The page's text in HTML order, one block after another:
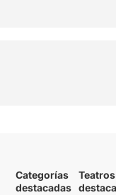
Categorías
destacadas
Teatros